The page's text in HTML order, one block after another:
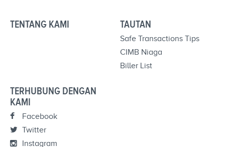
TENTANG KAMI TAUTAN
Safe Transactions Tips
CIMB Niaga
Biller List
TERHUBUNG DENGAN
KAMI
Facebook
Twitter
Instagram